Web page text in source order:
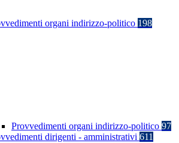
organi indirizzo-politico 198
Provvedimenti organi indirizzo-politico 97
dirigenti - amministrativi 611